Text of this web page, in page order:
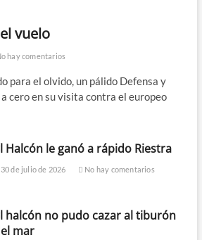
vuelo
hay comentarios
para el olvido, un pálido Defensa y
cero en su visita contra el europeo
Halcón le ganó a rápido Riestra
30 de julio de 2026 No hay comentarios
halcón no pudo cazar al tiburón
mar